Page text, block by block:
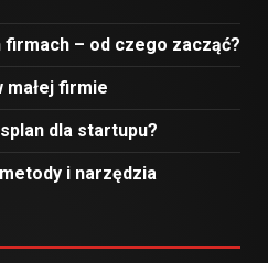
firmach – od czego zacząć?
małej firmie
dla startupu?
i narzędzia